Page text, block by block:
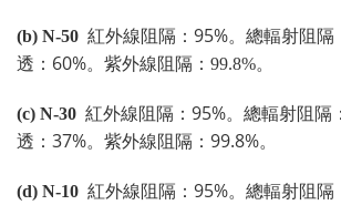
(b) N-50 紅外線阻隔： 95%。 總輻射阻隔
透： 60%。 紫外線阻隔： 99.8%。
(c) N-30 紅外線阻隔： 95%。 總輻射阻隔：
透： 37%。 紫外線阻隔： 99.8%。
(d) N-10 紅外線阻隔： 95%。 總輻射阻隔